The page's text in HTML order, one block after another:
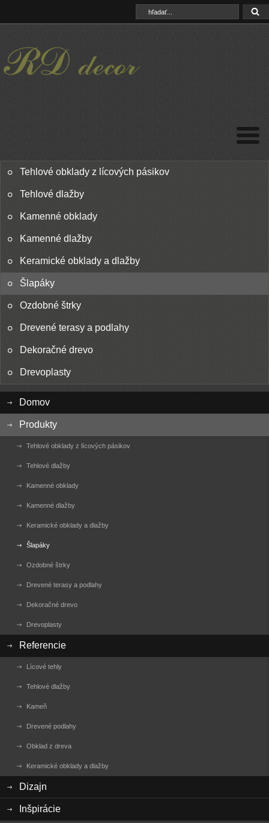
Tehlové obklady z lícových pásikov
Tehlové dlažby
Kamenné obklady
Kamenné dlažby
Keramické obklady a dlažby
Šlapáky
Ozdobné štrky
Drevené terasy a podlahy
Dekoračné drevo
Drevoplasty
Domov
Produkty
Tehlové obklady z lícových pásikov
Tehlové dlažby
Kamenné obklady
Kamenné dlažby
Keramické obklady a dlažby
Šlapáky
Ozdobné štrky
Drevené terasy a podlahy
Dekoračné drevo
Drevoplasty
Referencie
Lícové tehly
Tehlové dlažby
Kameň
Drevené podlahy
Obklad z dreva
Keramické obklady a dlažby
Dizajn
Inšpirácie